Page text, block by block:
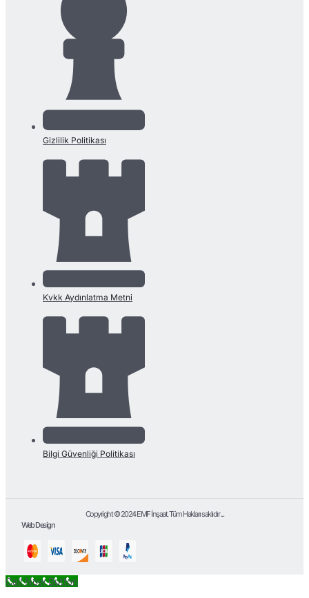
Gizlilik Politikası
Kvkk Aydınlatma Metni
Bilgi Güvenliği Politikası
Copyright © 2024 EMF İnşaat. Tüm Hakları saklıdır ...
Web Design
Call Now Button